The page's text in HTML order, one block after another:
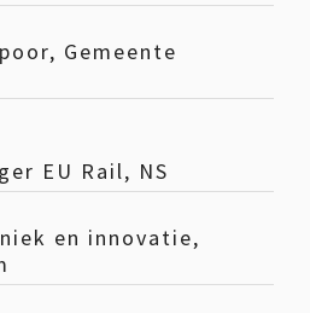
Gemeente
EU Rail, NS
en innovatie,